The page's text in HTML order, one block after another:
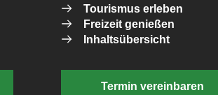
Tourismus erleben
Freizeit genießen
Inhaltsübersicht
Termin vereinbaren